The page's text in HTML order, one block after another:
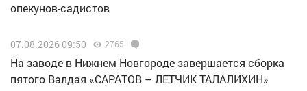
опекунов-садистов
07.08.2026 09:50 2765
Н️а заводе в Нижнем Новгороде завершается сборка
пятого Валдая «САРАТОВ – ЛЕТЧИК ТАЛАЛИХИН»